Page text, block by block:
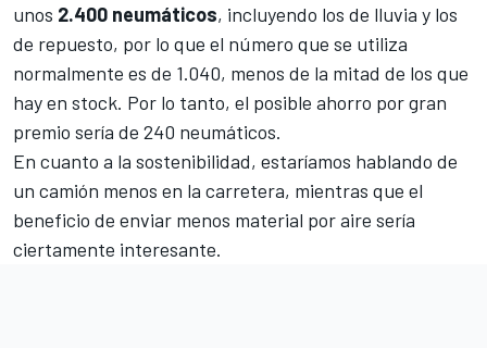
unos 2.400 neumáticos, incluyendo los de lluvia y los
de repuesto, por lo que el número que se utiliza
normalmente es de 1.040, menos de la mitad de los que
hay en stock. Por lo tanto, el posible ahorro por gran
premio sería de 240 neumáticos.
En cuanto a la sostenibilidad, estaríamos hablando de
un camión menos en la carretera, mientras que el
beneficio de enviar menos material por aire sería
ciertamente interesante.